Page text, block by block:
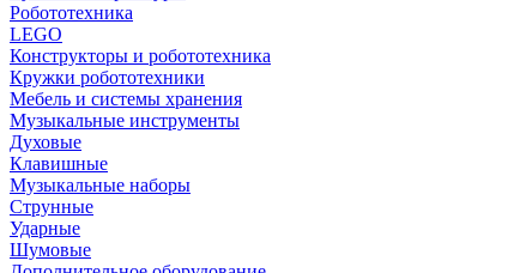
Робототехника
LEGO
Конструкторы и робототехника
Кружки робототехники
Мебель и системы хранения
Музыкальные инструменты
Духовые
Клавишные
Музыкальные наборы
Струнные
Ударные
Шумовые